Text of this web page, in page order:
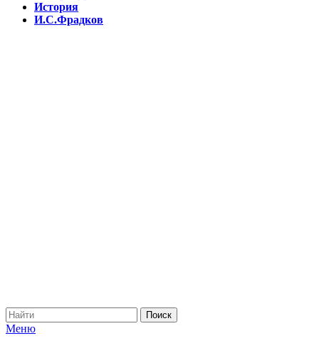
История
И.С.Фрадков
Меню